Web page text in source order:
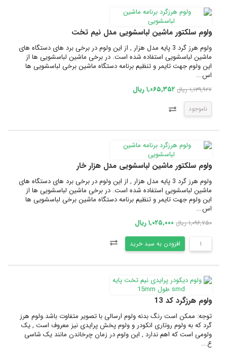
ولوم سلکتور ماشین لباسشویی مدل نیم تخت
ولوم هرز گرد 3 پایه مدل هزار , از این ولوم در برخی برد های دستگاه های
ماشین لباسشویی استفاده شده است. در برخی ماشین لباسشویی ها از
این ولوم جهت تایمر و تنظیم برنامه دستگاه ماشین برخی لباسشویی ها
اس...
۱,۱۳۹,۹۲۷ ریال ۱,۰۶۵,۳۵۲ ریال
ناموجود
ولوم سلکتور ماشین لباسشویی مدل هزار خار
ولوم هرز گرد 3 پایه مدل هزار , از این ولوم در برخی برد های دستگاه های
ماشین لباسشویی استفاده شده است. در برخی ماشین لباسشویی ها از
این ولوم جهت تایمر و تنظیم برنامه دستگاه ماشین برخی لباسشویی ها
اس...
۱,۰۹۶,۷۵۰ ریال ۱,۰۲۵,۰۰۰ ریال
افزودن به سبد خرید
ولوم هرزگرد کد 13
توجه: ممکن است رنگ بدنه ولوم ارسالی با تصویر متفاوت باشد.ولوم هرز
گرد که به ولوم روتاری انکودر و ولوم پخش پرایدی نیز معروف است , یک
ولومی است که اهم ندارد , این ولوم در زمان چرخاندن مانند یک شاسی
ع...